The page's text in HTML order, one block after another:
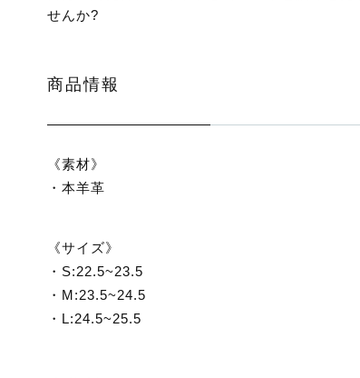
せんか?
商品情報
《素材》
・本羊革
《サイズ》
・S:22.5~23.5
・M:23.5~24.5
・L:24.5~25.5